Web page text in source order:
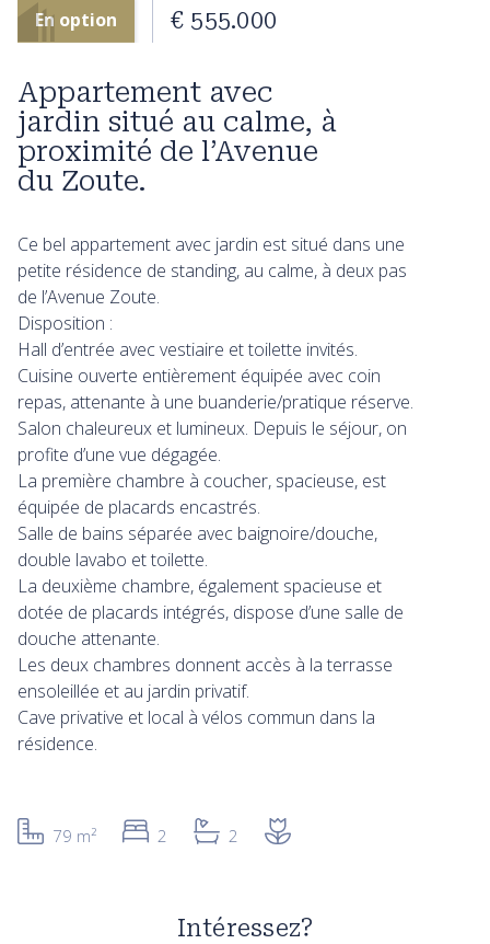
Appartement avec
jardin situé au calme, à
proximité de l’Avenue
du Zoute.
En option € 555.000
Ce bel appartement avec jardin est situé dans une
petite résidence de standing, au calme, à deux pas
de l’Avenue Zoute.
Disposition :
Hall d’entrée avec vestiaire et toilette invités.
Cuisine ouverte entièrement équipée avec coin
repas, attenante à une buanderie/pratique réserve.
Salon chaleureux et lumineux. Depuis le séjour, on
profite d’une vue dégagée.
La première chambre à coucher, spacieuse, est
équipée de placards encastrés.
Salle de bains séparée avec baignoire/douche,
double lavabo et toilette.
La deuxième chambre, également spacieuse et
dotée de placards intégrés, dispose d’une salle de
douche attenante.
Les deux chambres donnent accès à la terrasse
ensoleillée et au jardin privatif.
Cave privative et local à vélos commun dans la
résidence.
79 m² 2 2
Intéressez?